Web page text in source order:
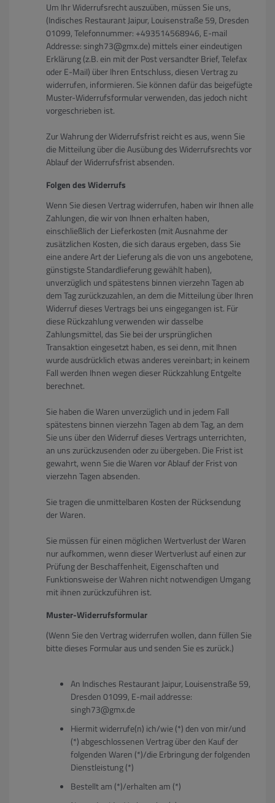
Um Ihr Widerrufsrecht auszuüben, müssen Sie uns,
(Indisches Restaurant Jaipur, Louisenstraße 59, Dresden
01099, Telefonnummer: +493514568946, E-mail
Addresse: singh73@gmx.de) mittels einer eindeutigen
Erklärung (z.B. ein mit der Post versandter Brief, Telefax
oder E-Mail) über Ihren Entschluss, diesen Vertrag zu
widerrufen, informieren. Sie können dafür das beigefügte
Muster-Widerrufsformular verwenden, das jedoch nicht
vorgeschrieben ist.
Zur Wahrung der Widerrufsfrist reicht es aus, wenn Sie
die Mitteilung über die Ausübung des Widerrufsrechts vor
Ablauf der Widerrufsfrist absenden.
Folgen des Widerrufs
Wenn Sie diesen Vertrag widerrufen, haben wir Ihnen alle
Zahlungen, die wir von Ihnen erhalten haben,
einschließlich der Lieferkosten (mit Ausnahme der
zusätzlichen Kosten, die sich daraus ergeben, dass Sie
eine andere Art der Lieferung als die von uns angebotene,
günstigste Standardlieferung gewählt haben),
unverzüglich und spätestens binnen vierzehn Tagen ab
dem Tag zurückzuzahlen, an dem die Mitteilung über Ihren
Widerruf dieses Vertrags bei uns eingegangen ist. Für
diese Rückzahlung verwenden wir dasselbe
Zahlungsmittel, das Sie bei der ursprünglichen
Transaktion eingesetzt haben, es sei denn, mit Ihnen
wurde ausdrücklich etwas anderes vereinbart; in keinem
Fall werden Ihnen wegen dieser Rückzahlung Entgelte
berechnet.
Sie haben die Waren unverzüglich und in jedem Fall
spätestens binnen vierzehn Tagen ab dem Tag, an dem
Sie uns über den Widerruf dieses Vertrags unterrichten,
an uns zurückzusenden oder zu übergeben. Die Frist ist
gewahrt, wenn Sie die Waren vor Ablauf der Frist von
vierzehn Tagen absenden.
Sie tragen die unmittelbaren Kosten der Rücksendung
der Waren.
Sie müssen für einen möglichen Wertverlust der Waren
nur aufkommen, wenn dieser Wertverlust auf einen zur
Prüfung der Beschaffenheit, Eigenschaften und
Funktionsweise der Wahren nicht notwendigen Umgang
mit ihnen zurückzuführen ist.
Muster-Widerrufsformular
(Wenn Sie den Vertrag widerrufen wollen, dann füllen Sie
bitte dieses Formular aus und senden Sie es zurück.)
An Indisches Restaurant Jaipur, Louisenstraße 59,
Dresden 01099, E-mail addresse:
singh73@gmx.de
Hiermit widerrufe(n) ich/wie (*) den von mir/und
(*) abgeschlossenen Vertrag über den Kauf der
folgenden Waren (*)/die Erbringung der folgenden
Dienstleistung (*)
Bestellt am (*)/erhalten am (*)